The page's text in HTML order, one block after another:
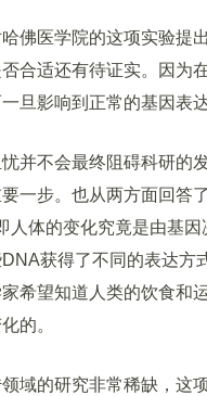
医学院的这项实验提出
合适还有待证实。因为
旦影响到正常的基因表
不会最终阻碍科研的
一步。也从两方面回答
人体的变化究竟是由基
获得了不同的表达方
希望知道人类的饮食和
的。
的研究非常稀缺，这